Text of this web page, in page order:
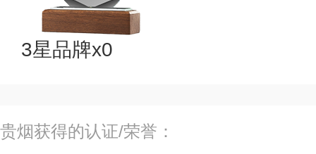
3星品牌x0
贵烟获得的认证/荣誉：